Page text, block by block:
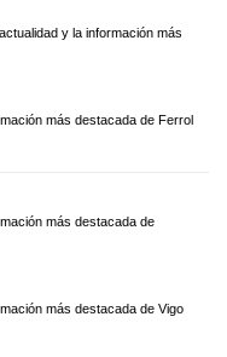
y la información más
más destacada de Ferrol
más destacada de
más destacada de Vigo